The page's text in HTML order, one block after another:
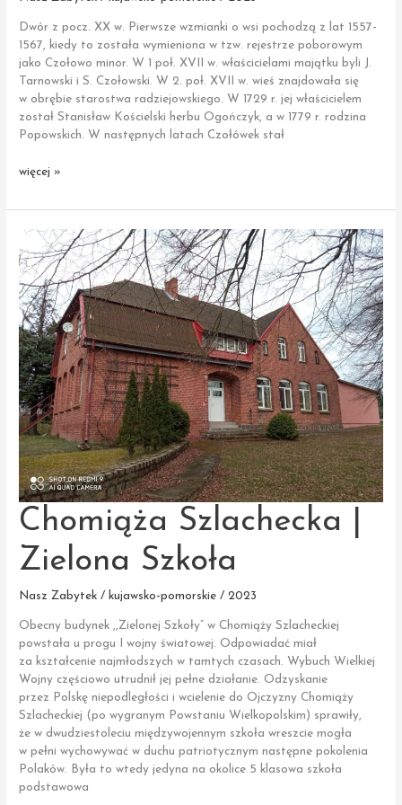
Dwór z pocz. XX w. Pierwsze wzmianki o wsi pochodzą z lat 1557-
1567, kiedy to została wymieniona w tzw. rejestrze poborowym
jako Czołowo minor. W 1 poł. XVII w. właścicielami majątku byli J.
Tarnowski i S. Czołowski. W 2. poł. XVII w. wieś znajdowała się
w obrębie starostwa radziejowskiego. W 1729 r. jej właścicielem
został Stanisław Kościelski herbu Ogończyk, a w 1779 r. rodzina
Popowskich. W następnych latach Czołówek stał
Czołówek
Zespół
więcej »
Chomiąża Szlachecka |
Zielona Szkoła
Nasz Zabytek / kujawsko-pomorskie / 2023
Obecny budynek ,,Zielonej Szkoły” w Chomiąży Szlacheckiej
powstała u progu I wojny światowej. Odpowiadać miał
za kształcenie najmłodszych w tamtych czasach. Wybuch Wielkiej
Wojny częściowo utrudnił jej pełne działanie. Odzyskanie
przez Polskę niepodległości i wcielenie do Ojczyzny Chomiąży
Szlacheckiej (po wygranym Powstaniu Wielkopolskim) sprawiły,
że w dwudziestoleciu międzywojennym szkoła wreszcie mogła
w pełni wychowywać w duchu patriotycznym następne pokolenia
Polaków. Była to wtedy jedyna na okolice 5 klasowa szkoła
podstawowa